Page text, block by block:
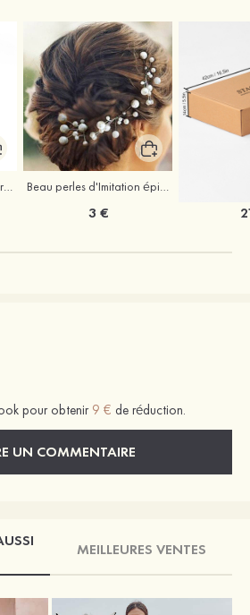
Suède talons à bout ouvert sandales talon bottier chaussures pour les soirées Beau perles d'Imitation épingles à cheveux coiffe
3 €
pour obtenir 9 € de réduction.
UN COMMENTAIRE
MEILLEURES VENTES